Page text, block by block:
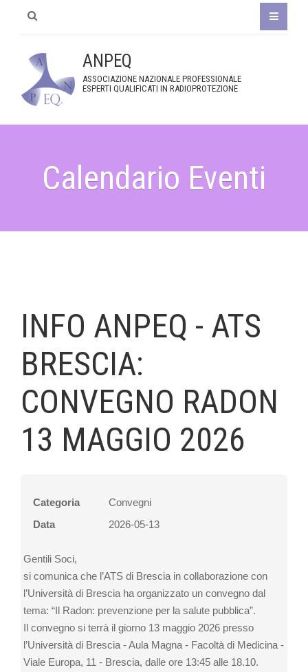
ANPEQ
ASSOCIAZIONE NAZIONALE PROFESSIONALE
ESPERTI QUALIFICATI IN RADIOPROTEZIONE
Calendario Eventi
INFO ANPEQ - ATS
BRESCIA:
CONVEGNO RADON
13 MAGGIO 2026
Categoria
Convegni
Data
2026-05-13
Gentili Soci,
si comunica che l’ATS di Brescia in collaborazione con
l’Università di Brescia ha organizzato un convegno dal
tema: “Il Radon: prevenzione per la salute pubblica”.
Il convegno si terrà il giorno 13 maggio 2026 presso
l’Università di Brescia - Aula Magna - Facoltà di Medicina -
Viale Europa, 11 - Brescia, dalle ore 13:45 alle 18.10.